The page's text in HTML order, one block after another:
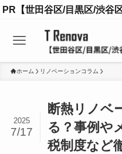
PR【世田谷区/目黒区/渋谷
ホーム リノベーションコラム
断熱リノベ
る？事例や
税制度など
2025
7/17